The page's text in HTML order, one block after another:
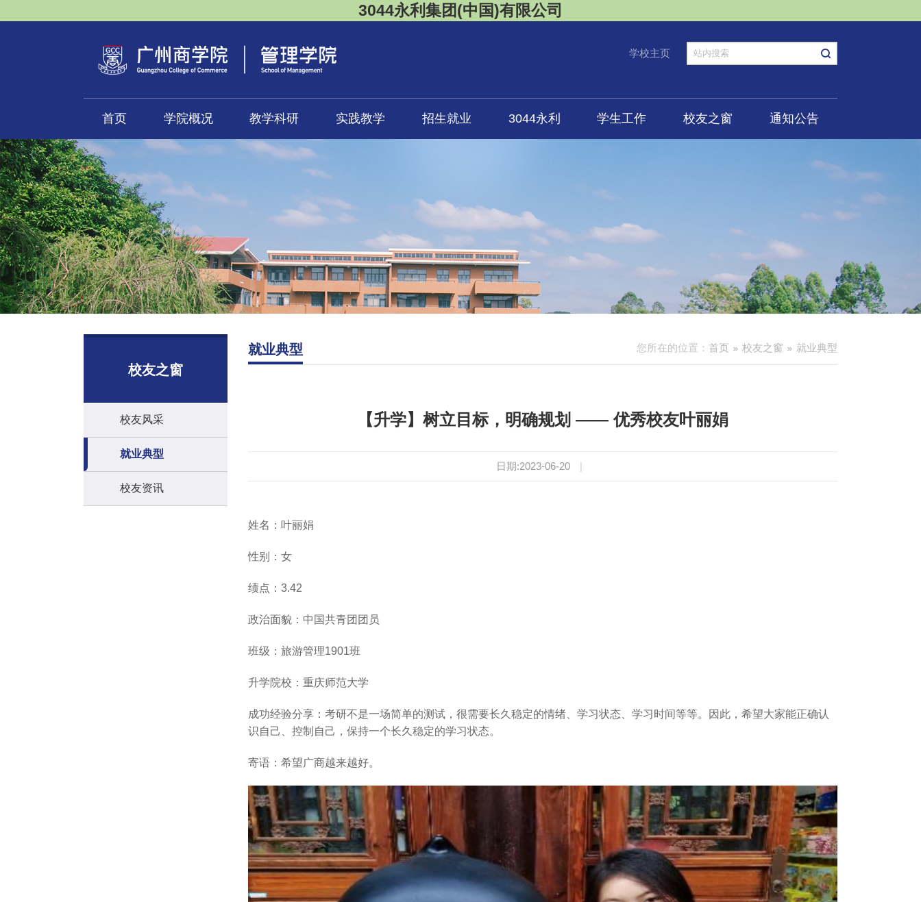
3044永利集团(中国)有限公司
学校主页
首页 学院概况 教学科研 实践教学 招生就业 3044永利 学生工作 校友之窗 通知公告
校友之窗
校友风采
就业典型
校友资讯
您所在的位置： 首页 校友之窗 就业典型
就业典型
【升学】树立目标，明确规划 —— 优秀校友叶丽娟
日期:2023-06-20 |
姓名：叶丽娟
性别：女
绩点：3.42
政治面貌：中国共青团团员
班级：旅游管理1901班
升学院校：重庆师范大学
成功经验分享： 考研不是一场简单的测试，很需要长久稳定的情绪、学习状态、学习时间等等。因此，希望大家能正确认
识自己、控制自己，保持一个长久稳定的学习状态。
寄语： 希望广商越来越好。